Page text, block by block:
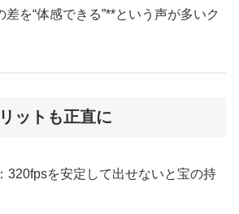
を“体感できる”**という声が多いク
ットも正直に
：320fpsを安定して出せないと宝の持